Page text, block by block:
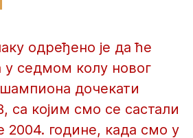
одређено је да ће
у седмом колу новог
дочекати
са којим смо се састали
2004. године, када смо у